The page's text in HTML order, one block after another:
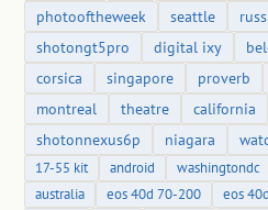
photooftheweek
seattle
shotongt5pro
digital ixy
corsica
singapore proverb
montreal
theatre
california
shotonnexus6p
niagara
17-55 kit android washingtondc
australia
eos 40d 70-200
eos